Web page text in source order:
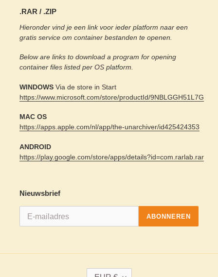
.RAR / .ZIP
Hieronder vind je een link voor ieder platform naar een
gratis service om container bestanden te openen.
Below are links to download a program for opening
container files listed per OS platform.
WINDOWS Via de store in Start
https://www.microsoft.com/store/productId/9NBLGGH51L7G
MAC OS
https://apps.apple.com/nl/app/the-unarchiver/id425424353
ANDROID
https://play.google.com/store/apps/details?id=com.rarlab.rar
Nieuwsbrief
ABONNEREN